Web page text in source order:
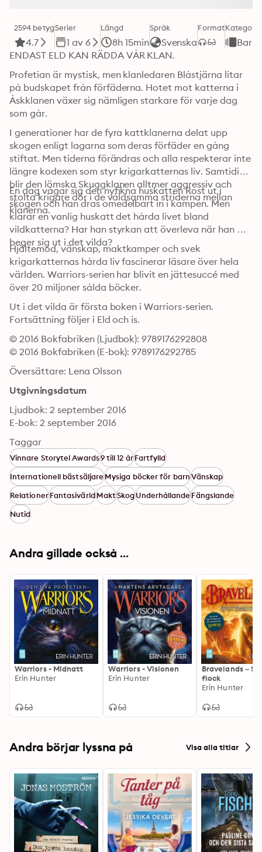
2594 betyg
4.7
Serier
1 av 6
Längd
8h 15min
Språk
Svenska
FormatKategori
Barn
Profetian är mystisk, men klanledaren Blåstjärna litar
på budskapet från förfäderna. Hotet mot katterna i
Åskklanen växer sig nämligen starkare för varje dag
I generationer har de fyra kattklanerna delat upp
skogen enligt lagarna som deras förfäder en gång
stiftat. Men tiderna förändras och alla respekterar inte
längre kodexen som styr krigarkatternas liv. Samtidigt
blir den lömska Skuggklanen alltmer aggressiv och
stolta krigare dör i de våldsamma striderna mellan
klanerna.
En dag vågar sig den nyfikna huskatten Rost ut i
skogen och han dras omedelbart in i kampen. Men
klarar en vanlig huskatt det hårda livet bland
vildkatterna? Har han styrkan att överleva när han
beger sig ut i det vilda?
Hjältemod, vänskap, maktkamper och svek
krigarkatternas hårda liv fascinerar läsare över hela
världen. Warriors-serien har blivit en jättesuccé med
Ut i det vilda är första boken i Warriors-serien.
Fortsättning följer i Eld och is.
© 2016 Bokfabriken (Ljudbok): 9789176292808
© 2016 Bokfabriken (E-bok): 9789176292785
Översättare: Lena Olsson
Utgivningsdatum
Ljudbok: 2 september 2016
E-bok: 2 september 2016
Taggar
Vinnare Storytel Awards9 till 12 årFartfylld
Internationell bästsäljareMysiga böcker för barnVänskap
RelationerFantasivärldMaktSkogUnderhållandeFängslande
Nutid
Andra gillade också ...
Warriors - Midnatt
Erin Hunter
Warriors - Visionen
Erin Hunter
Bravelands –
flock
Erin Hunter
Andra börjar lyssna på Visa alla titlar